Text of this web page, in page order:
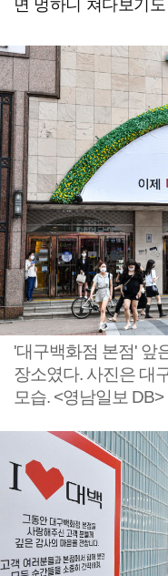
면 멍하니 쳐다보기
'대구백화점 본점' 앞
장소였다. 사진은 대
모습. <영남일보 DB>